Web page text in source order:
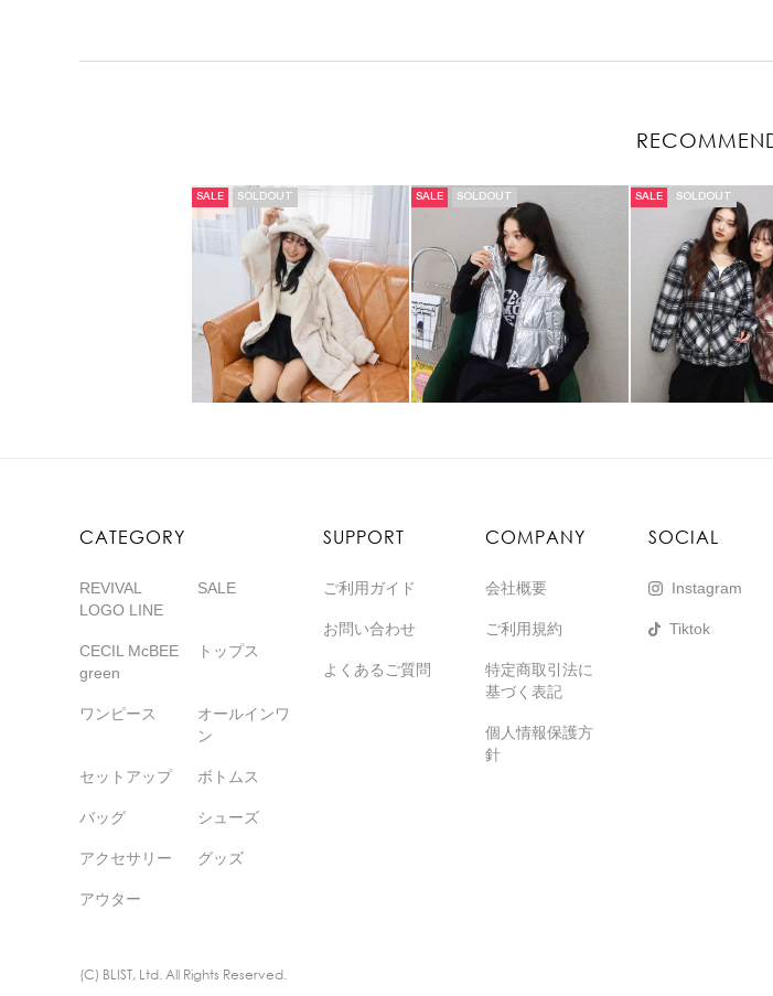
SALE SOLDOUT SALE SOLDOUT SALE SOLDOUT
CATEGORY
REVIVAL
LOGO LINE
SALE
CECIL McBEE
green
トップス
ワンピース
オールインワ
ン
セットアップ ボトムス
バッグ シューズ
アクセサリー グッズ
アウター
SUPPORT
ご利用ガイド
お問い合わせ
よくあるご質問
COMPANY
会社概要
ご利用規約
特定商取引法に
基づく表記
個人情報保護方
針
SOCIAL
Instagram
Tiktok
(C) BLIST, Ltd. All Rights Reserved.